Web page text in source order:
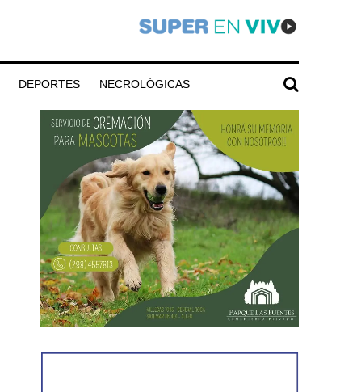
DEPORTES NECROLÓGICAS